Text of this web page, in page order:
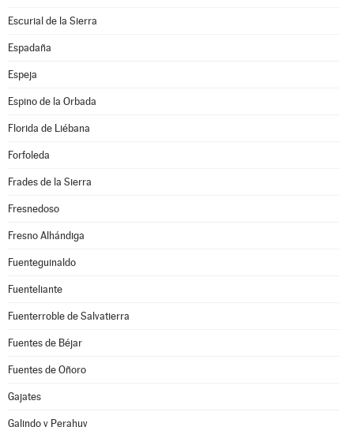
Escurial de la Sierra
Espadaña
Espeja
Espino de la Orbada
Florida de Liébana
Forfoleda
Frades de la Sierra
Fresnedoso
Fresno Alhándiga
Fuenteguinaldo
Fuenteliante
Fuenterroble de Salvatierra
Fuentes de Béjar
Fuentes de Oñoro
Gajates
Galindo y Perahuy